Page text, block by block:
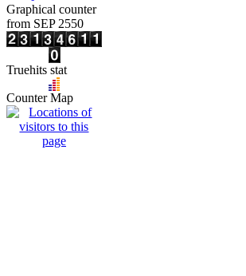
Graphical counter
from SEP 2550
Truehits stat
Counter Map